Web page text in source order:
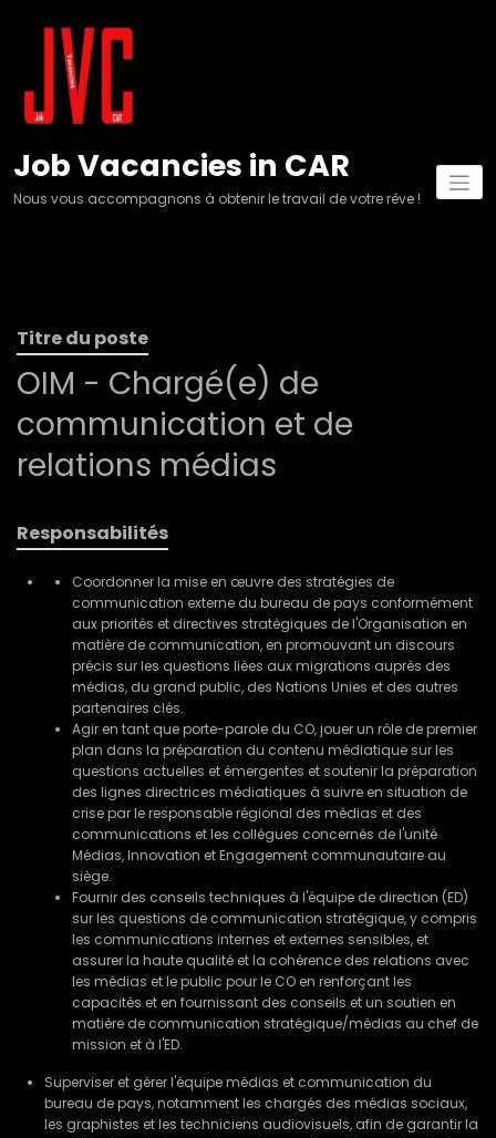
Job Vacancies in CAR
Nous vous accompagnons à obtenir le travail de votre rêve !
Titre du poste
OIM - Chargé(e) de
communication et de
relations médias
Responsabilités
Coordonner la mise en œuvre des stratégies de
communication externe du bureau de pays conformément
aux priorités et directives stratégiques de l'Organisation en
matière de communication, en promouvant un discours
précis sur les questions liées aux migrations auprès des
médias, du grand public, des Nations Unies et des autres
partenaires clés.
Agir en tant que porte-parole du CO, jouer un rôle de premier
plan dans la préparation du contenu médiatique sur les
questions actuelles et émergentes et soutenir la préparation
des lignes directrices médiatiques à suivre en situation de
crise par le responsable régional des médias et des
communications et les collègues concernés de l'unité
Médias, Innovation et Engagement communautaire au
siège.
Fournir des conseils techniques à l'équipe de direction (ED)
sur les questions de communication stratégique, y compris
les communications internes et externes sensibles, et
assurer la haute qualité et la cohérence des relations avec
les médias et le public pour le CO en renforçant les
capacités et en fournissant des conseils et un soutien en
matière de communication stratégique/médias au chef de
mission et à l'ED.
Superviser et gérer l'équipe médias et communication du
bureau de pays, notamment les chargés des médias sociaux,
les graphistes et les techniciens audiovisuels, afin de garantir la